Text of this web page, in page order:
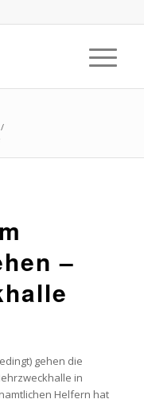
/
–
gehen die
in
Helfern hat